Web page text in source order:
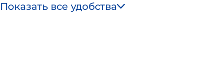
Показать все удобства